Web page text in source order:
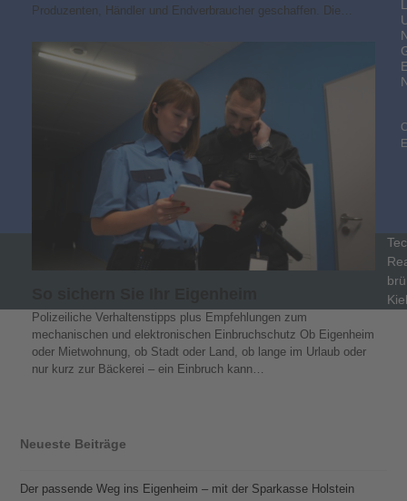
Produzenten, Händler und Endverbraucher geschaffen. Die…
Polizeiliche Verhaltenstipps plus Empfehlungen zum
mechanischen und elektronischen Einbruchschutz Ob Eigenheim
oder Mietwohnung, ob Stadt oder Land, ob lange im Urlaub oder
nur kurz zur Bäckerei – ein Einbruch kann…
Neueste Beiträge
Der passende Weg ins Eigenheim – mit der Sparkasse Holstein
L
Kiel